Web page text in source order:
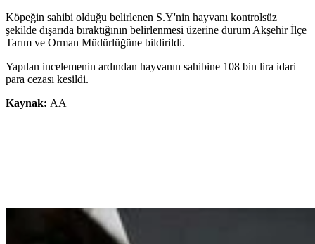
Köpeğin sahibi olduğu belirlenen S.Y'nin hayvanı kontrolsüz
şekilde dışarıda bıraktığının belirlenmesi üzerine durum Akşehir İlçe
Tarım ve Orman Müdürlüğüne bildirildi.
Yapılan incelemenin ardından hayvanın sahibine 108 bin lira idari
para cezası kesildi.
Kaynak: AA